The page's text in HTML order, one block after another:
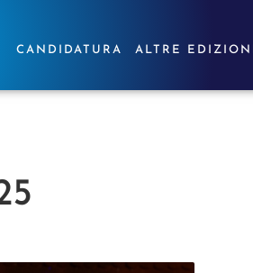
CANDIDATURA ALTRE EDIZIONI